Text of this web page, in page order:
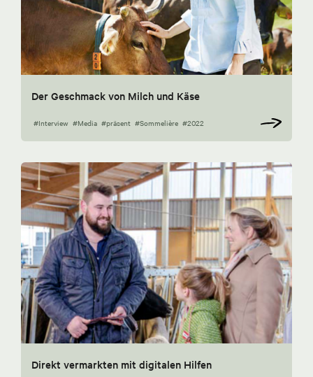
Der Geschmack von Milch und Käse
#Interview #Media #präsent #Sommelière #2022
Direkt vermarkten mit digitalen Hilfen